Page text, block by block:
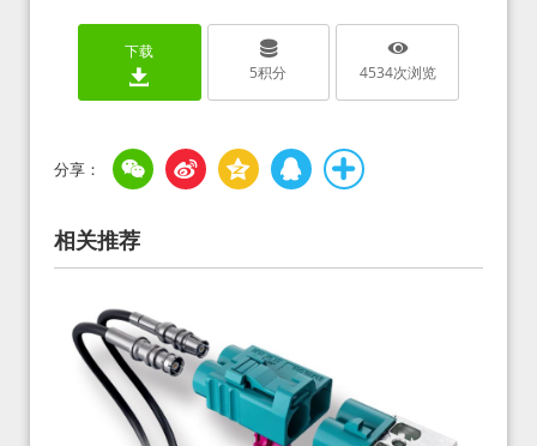
下载
5积分 4534次浏览
相关推荐